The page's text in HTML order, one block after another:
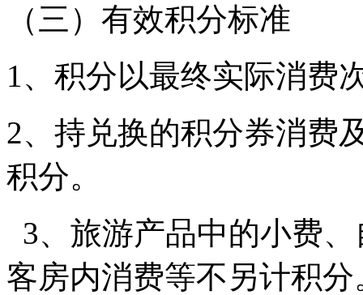
（三）有效积分标准
1、积分以最终实际消费
2、持兑换的积分券消费
积分。
3、旅游产品中的小费
客房内消费等不另计积分